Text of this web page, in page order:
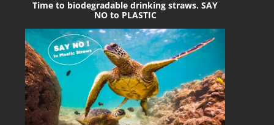
Time to biodegradable drinking straws. SAY
NO to PLASTIC